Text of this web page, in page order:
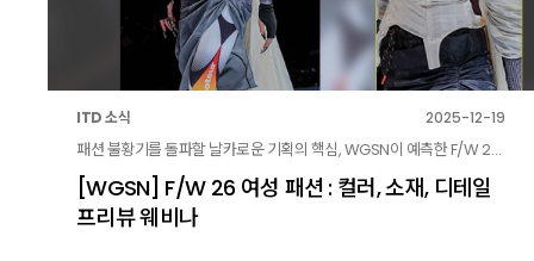
ITD 소식 2025-12-19
패션 불황기를 돌파할 날카로운 기획의 핵심, WGSN이 예측한 F/W 26 아태지역 여성복 트렌드를 공개합니다. 왁스 페이퍼부터 벨티피케이션까지, 20분 웨비나로 다음 시즌 전략을 선점하세요.
[WGSN] F/W 26 여성 패션 : 컬러, 소재, 디테일
프리뷰 웨비나